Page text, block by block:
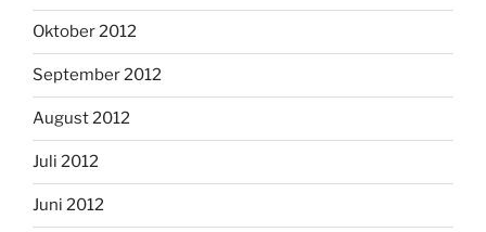
Oktober 2012
September 2012
August 2012
Juli 2012
Juni 2012